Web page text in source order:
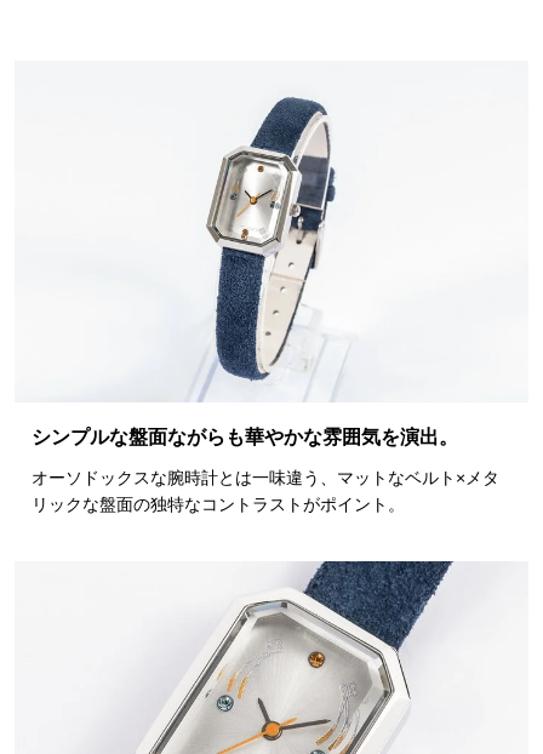
シンプルな盤面ながらも華やかな雰囲気を演出。
オーソドックスな腕時計とは一味違う、マットなベルト×メタ
リックな盤面の独特なコントラストがポイント。